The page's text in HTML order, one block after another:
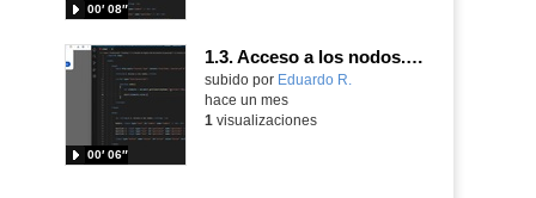
00′ 08″
1.3. Acceso a los nodos. Parte 2.
Contenido educativo.
subido por Eduardo R.
00′ 06″
hace un mes
1 visualizaciones